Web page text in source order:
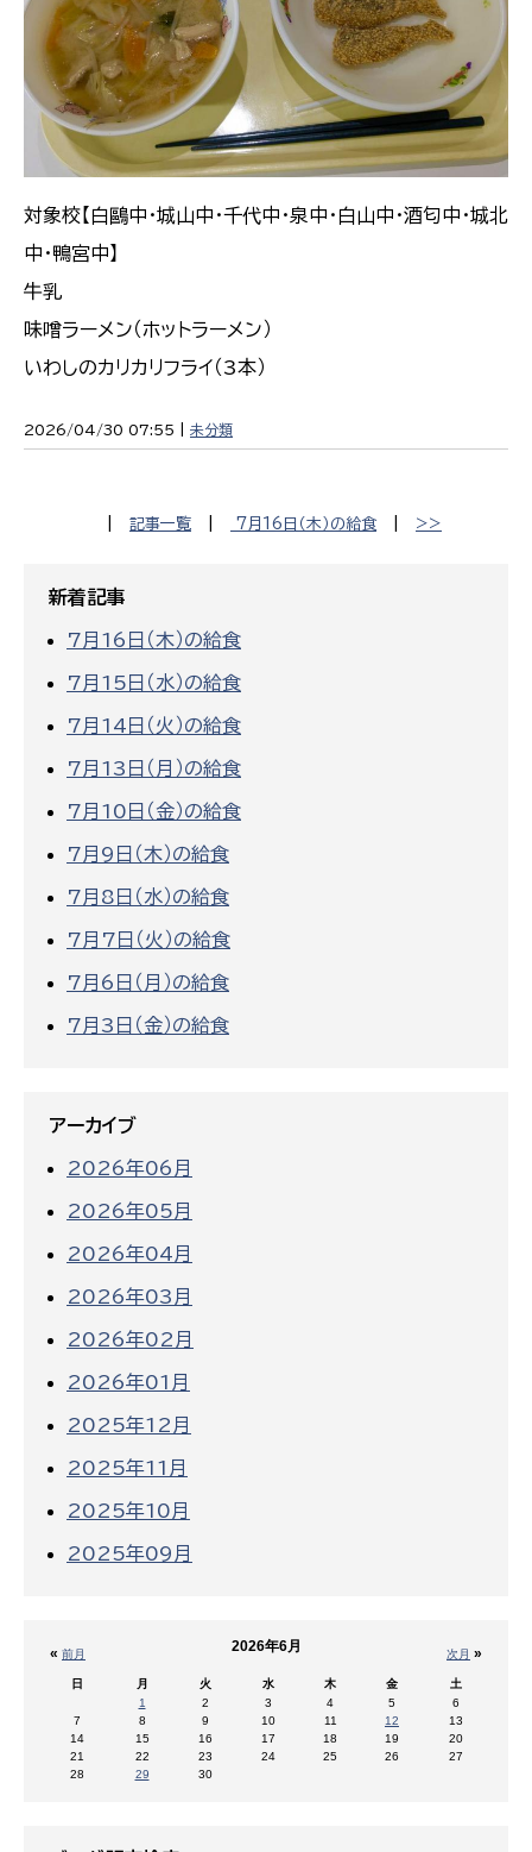
対象校【白鷗中・城山中・千代中・泉中・白山中・酒匂中・城北
中・鴨宮中】
牛乳
味噌ラーメン（ホットラーメン）
いわしのカリカリフライ（3本）
2026/04/30 07:55 | 未分類
記事一覧 7月16日（木）の給食 >>
新着記事
7月16日（木）の給食
7月15日（水）の給食
7月14日（火）の給食
7月13日（月）の給食
7月10日（金）の給食
7月9日（木）の給食
7月8日（水）の給食
7月7日（火）の給食
7月6日（月）の給食
7月3日（金）の給食
アーカイブ
2026年06月
2026年05月
2026年04月
2026年03月
2026年02月
2026年01月
2025年12月
2025年11月
2025年10月
2025年09月
« 前月 次月 »
2026年6月
日 月 火 水 木 金
土
1
2 3 4 5
6
7
8 9 10 11 12
13
14
15 16 17 18 19
20
21
22 23 24 25 26
27
28
29 30